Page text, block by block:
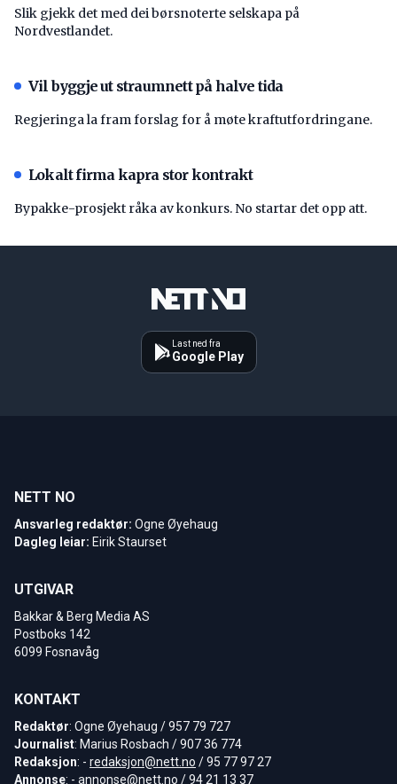
Slik gjekk det med dei børsnoterte selskapa på
Nordvestlandet.
Vil byggje ut straumnett på halve tida
Regjeringa la fram forslag for å møte kraftutfordringane.
Lokalt firma kapra stor kontrakt
Bypakke-prosjekt råka av konkurs. No startar det opp att.
Last ned fra
Google Play
NETT NO
Ansvarleg redaktør: Ogne Øyehaug
Dagleg leiar: Eirik Staurset
UTGIVAR
Bakkar & Berg Media AS
Postboks 142
6099 Fosnavåg
KONTAKT
Redaktør: Ogne Øyehaug / 957 79 727
Journalist: Marius Rosbach / 907 36 774
Redaksjon: - redaksjon@nett.no / 95 77 97 27
Annonse: - annonse@nett.no / 94 21 13 37